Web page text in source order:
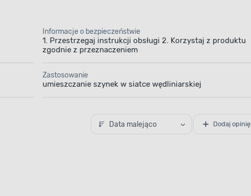
Informacje o bezpieczeństwie
1. Przestrzegaj instrukcji obsługi 2. Korzystaj z produktu
zgodnie z przeznaczeniem
Zastosowanie
umieszczanie szynek w siatce wędliniarskiej
Data malejąco Dodaj opinię